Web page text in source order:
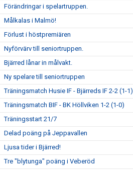
Förändringar i spelartruppen.
Målkalas i Malmö!
Förlust i höstpremiären
Nyförvärv till seniortruppen.
Bjärred lånar in målvakt.
Ny spelare till seniortruppen
Träningsmatch Husie IF - Bjärreds IF 2-2 (1-1)
Träningsmatch BIF - BK Höllviken 1-2 (1-0)
Träningsstart 21/7
Delad poäng på Jeppavallen
Ljusa tider i Bjärred!
Tre "blytunga" poäng i Veberöd